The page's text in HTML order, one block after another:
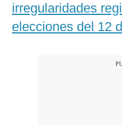
irregularidades
elecciones del 12